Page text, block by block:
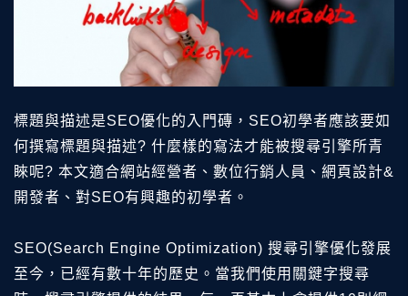
標題與描述是SEO優化的入門磚，SEO初學者應該要如
何撰寫標題與描述? 什麼樣的寫法才能被搜尋引擎所青
睞呢? 本文適合網站經營者、數位行銷人員、網頁設計&
開發者、對SEO有興趣的初學者。
SEO(Search Engine Optimization) 搜尋引擎優化發展
至今，已經有數十年的歷史。當我們使用關鍵字搜尋